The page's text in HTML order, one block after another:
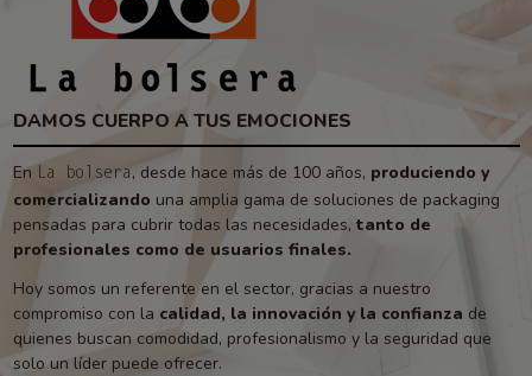
DAMOS CUERPO A TUS EMOCIONES
En La bolsera , desde hace más de 100 años, produciendo y
comercializando una amplia gama de soluciones de packaging
pensadas para cubrir todas las necesidades, tanto de
profesionales como de usuarios finales.
Hoy somos un referente en el sector, gracias a nuestro
compromiso con la calidad, la innovación y la confianza de
quienes buscan comodidad, profesionalismo y la seguridad que
solo un líder puede ofrecer.